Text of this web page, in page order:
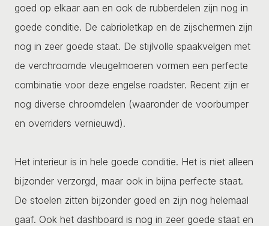
goed op elkaar aan en ook de rubberdelen zijn nog in
goede conditie. De cabrioletkap en de zijschermen zijn
nog in zeer goede staat. De stijlvolle spaakvelgen met
de verchroomde vleugelmoeren vormen een perfecte
combinatie voor deze engelse roadster. Recent zijn er
nog diverse chroomdelen (waaronder de voorbumper
en overriders vernieuwd).
Het interieur is in hele goede conditie. Het is niet alleen
bijzonder verzorgd, maar ook in bijna perfecte staat.
De stoelen zitten bijzonder goed en zijn nog helemaal
gaaf. Ook het dashboard is nog in zeer goede staat en